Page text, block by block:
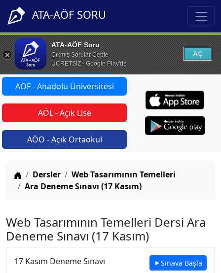
ATA-AÖF SORU
ATA-AÖF Soru
Çıkmış Sorular Cepte
ÜCRETSİZ - Google Play'de
AÇ
AÖF - Anadolu Üniversitesi
AÖL - Açık Lise
AÖO - Açık Ortaokul
Anasayfa
Dersler
Web Tasarımının Temelleri
Ara Deneme Sınavı (17 Kasım)
Web Tasarımının Temelleri Dersi Ara
Deneme Sınavı (17 Kasım)
17 Kasım Deneme Sınavı Sınava Başla